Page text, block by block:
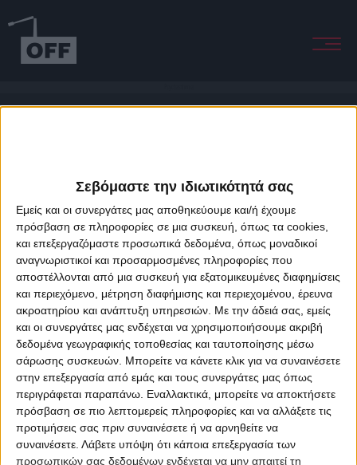
Σεβόμαστε την ιδιωτικότητά σας
Εμείς και οι συνεργάτες μας αποθηκεύουμε και/ή έχουμε
πρόσβαση σε πληροφορίες σε μια συσκευή, όπως τα cookies,
και επεξεργαζόμαστε προσωπικά δεδομένα, όπως μοναδικοί
αναγνωριστικοί και προσαρμοσμένες πληροφορίες που
αποστέλλονται από μια συσκευή για εξατομικευμένες διαφημίσεις
και περιεχόμενο, μέτρηση διαφήμισης και περιεχομένου, έρευνα
ακροατηρίου και ανάπτυξη υπηρεσιών. Με την άδειά σας, εμείς
και οι συνεργάτες μας ενδέχεται να χρησιμοποιήσουμε ακριβή
δεδομένα γεωγραφικής τοποθεσίας και ταυτοποίησης μέσω
σάρωσης συσκευών. Μπορείτε να κάνετε κλικ για να συναινέσετε
στην επεξεργασία από εμάς και τους συνεργάτες μας όπως
περιγράφεται παραπάνω. Εναλλακτικά, μπορείτε να αποκτήσετε
πρόσβαση σε πιο λεπτομερείς πληροφορίες και να αλλάξετε τις
προτιμήσεις σας πριν συναινέσετε ή να αρνηθείτε να
συναινέσετε. Λάβετε υπόψη ότι κάποια επεξεργασία των
προσωπικών σας δεδομένων ενδέχεται να μην απαιτεί τη
About Offradio Business Class Terms & Conditions
Privacy Policy
Designed & developed byporcupine colors&Fotis Alexandrou